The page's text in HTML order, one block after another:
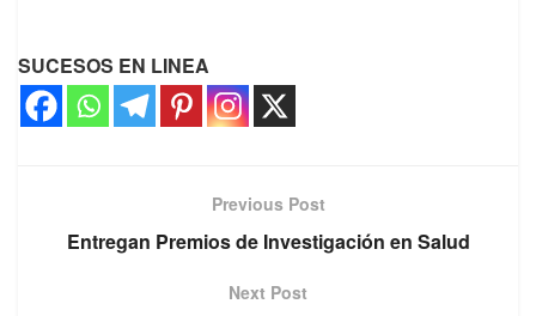
SUCESOS EN LINEA
Previous Post
Entregan Premios de Investigación en Salud
Next Post